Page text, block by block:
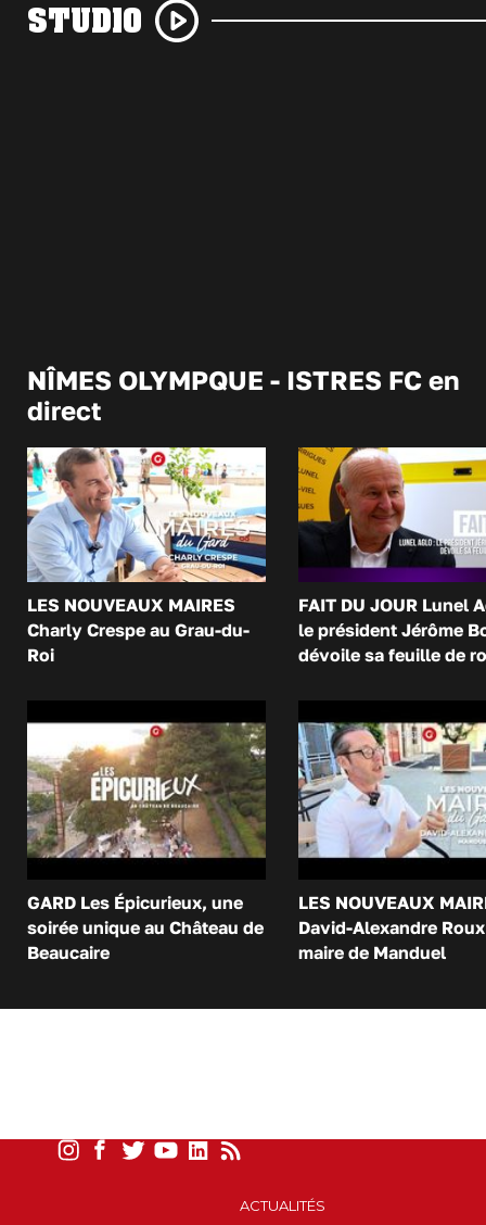
STUDIO
NÎMES OLYMPQUE - ISTRES FC en
direct
LES NOUVEAUX MAIRES
Charly Crespe au Grau-du-
Roi
FAIT DU JOUR Lunel
le président Jérôme
dévoile sa feuille de
GARD Les Épicurieux, une
soirée unique au Château de
Beaucaire
LES NOUVEAUX
David-Alexandre
maire de Manduel
ACTUALITÉS